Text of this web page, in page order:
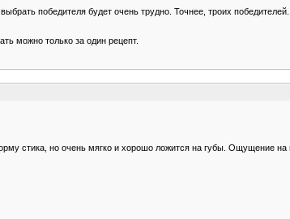
победителя будет очень трудно. Точнее, троих
можно только за один рецепт.
стика, но очень мягко и хорошо ложится на губы. Ощущение